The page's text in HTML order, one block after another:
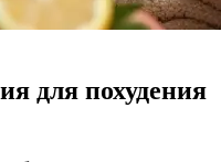
для похудения